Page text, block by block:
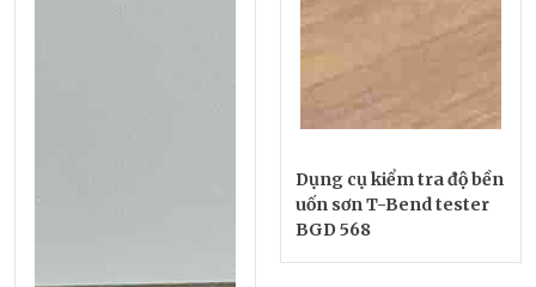
Dụng cụ kiểm tra độ bền
uốn sơn T-Bend tester
BGD 568